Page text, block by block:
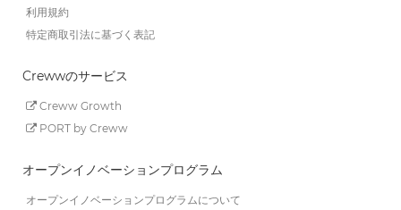
利用規約
特定商取引法に基づく表記
Crewwのサービス
Creww Growth
PORT by Creww
オープンイノベーションプログラム
オープンイノベーションプログラムについて